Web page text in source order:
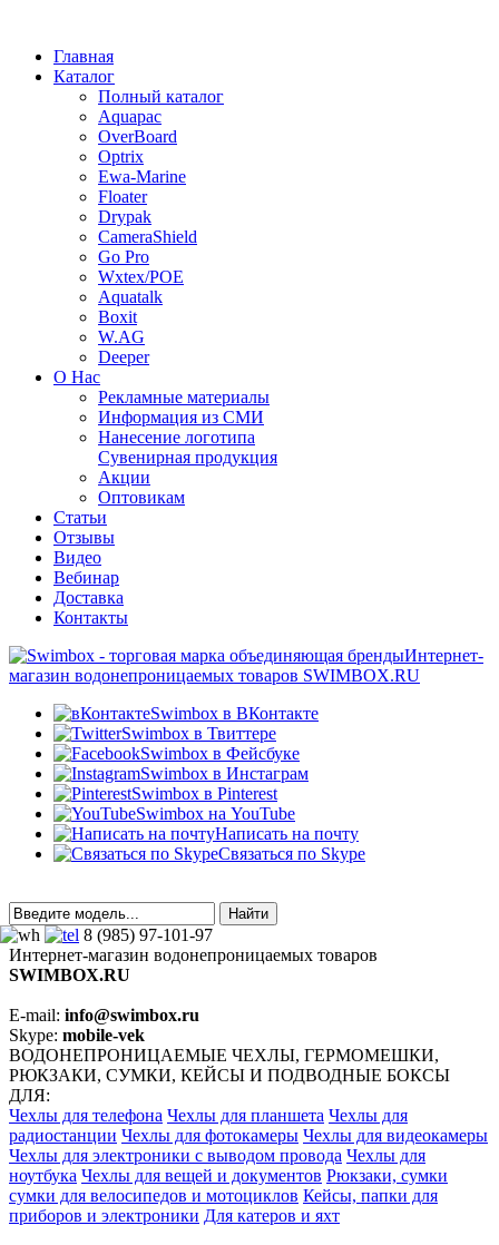
Главная
Каталог
Полный каталог
Aquapac
OverBoard
Optrix
Ewa-Marine
Floater
Drypak
CameraShield
Go Pro
Wxtex/POE
Aquatalk
Boxit
W.AG
Deeper
О Нас
Рекламные материалы
Информация из СМИ
Нанесение логотипа
Сувенирная продукция
Акции
Оптовикам
Статьи
Отзывы
Видео
Вебинар
Доставка
Контакты
Интернет-
магазин водонепроницаемых товаров SWIMBOX.RU
Swimbox в ВКонтакте
Swimbox в Твиттере
Swimbox в Фейсбуке
Swimbox в Инстаграм
Swimbox в Pinterest
Swimbox на YouTube
Написать на почту
Связаться по Skype
8 (985) 97-101-97
Интернет-магазин водонепроницаемых товаров
SWIMBOX.RU
E-mail: info@swimbox.ru
Skype: mobile-vek
ВОДОНЕПРОНИЦАЕМЫЕ ЧЕХЛЫ, ГЕРМОМЕШКИ,
РЮКЗАКИ, СУМКИ, КЕЙСЫ И ПОДВОДНЫЕ БОКСЫ
ДЛЯ:
Чехлы для телефона Чехлы для планшета Чехлы для
радиостанции Чехлы для фотокамеры Чехлы для видеокамеры
Чехлы для электроники с выводом провода Чехлы для
ноутбука Чехлы для вещей и документов Рюкзаки, сумки
сумки для велосипедов и мотоциклов Кейсы, папки для
приборов и электроники Для катеров и яхт